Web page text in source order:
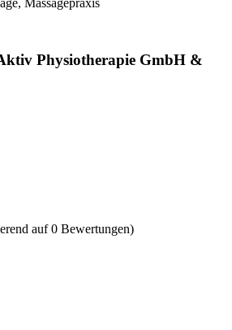
Physiotherapie GmbH &
auf 0 Bewertungen)